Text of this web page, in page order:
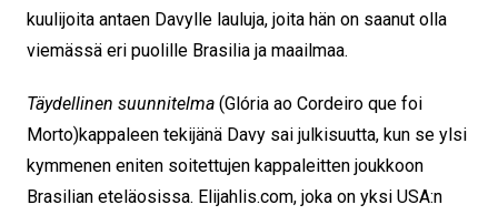
kuulijoita antaen Davylle lauluja, joita hän on saanut olla
viemässä eri puolille Brasilia ja maailmaa.
Täydellinen suunnitelma (Glória ao Cordeiro que foi
Morto)kappaleen tekijänä Davy sai julkisuutta, kun se ylsi
kymmenen eniten soitettujen kappaleitten joukkoon
Brasilian eteläosissa. Elijahlis.com, joka on yksi USA:n